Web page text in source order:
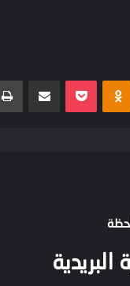
Odnoklassniki
بوكيت مشاركة عبر البريد